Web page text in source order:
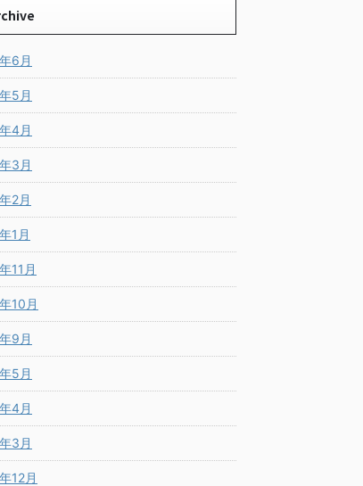
6月
5月
4月
3月
2月
1月
11月
10月
9月
5月
4月
3月
12月